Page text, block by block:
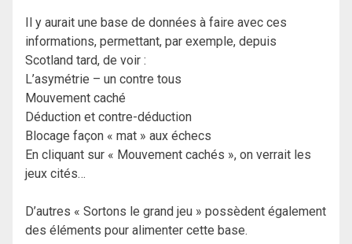
Il y aurait une base de données à faire avec ces
informations, permettant, par exemple, depuis
Scotland tard, de voir :
L’asymétrie – un contre tous
Mouvement caché
Déduction et contre-déduction
Blocage façon « mat » aux échecs
En cliquant sur « Mouvement cachés », on verrait les
jeux cités…
D’autres « Sortons le grand jeu » possèdent également
des éléments pour alimenter cette base.